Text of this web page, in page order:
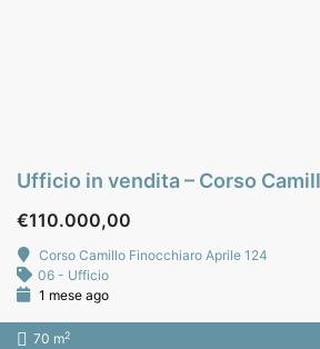
€110.000,00
Corso Camillo Finocchiaro Aprile 124
06 - Ufficio
1 mese ago
70 m2